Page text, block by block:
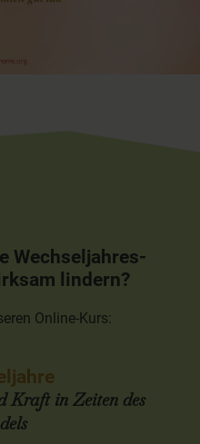
Wechseljahres-
lindern?
Online-Kurs:
Kraft in Zeiten des